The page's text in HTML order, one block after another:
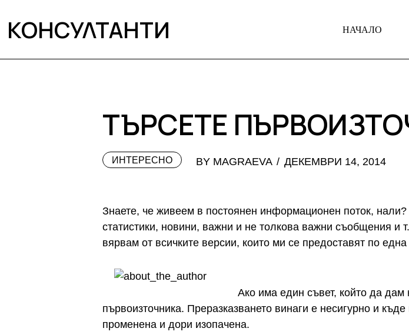
КОНСУЛТАНТИ НАЧАЛО
ТЪРСЕТЕ
ИНТЕРЕСНО BY MAGRAEVA ДЕКЕМВРИ 14, 2014
Знаете, че живеем в постоянен информационен поток,
статистики, новини, важни и не толкова важни съобщения и
вярвам от всичките версии, които ми се предоставят по
Ако има един съвет, който да дам
първоизточника. Преразказването винаги е несигурно и
променена и дори изопачена.